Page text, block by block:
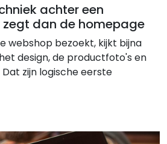
achter een
dan de homepage
webshop bezoekt, kijkt bijna
design, de productfoto's en
zijn logische eerste